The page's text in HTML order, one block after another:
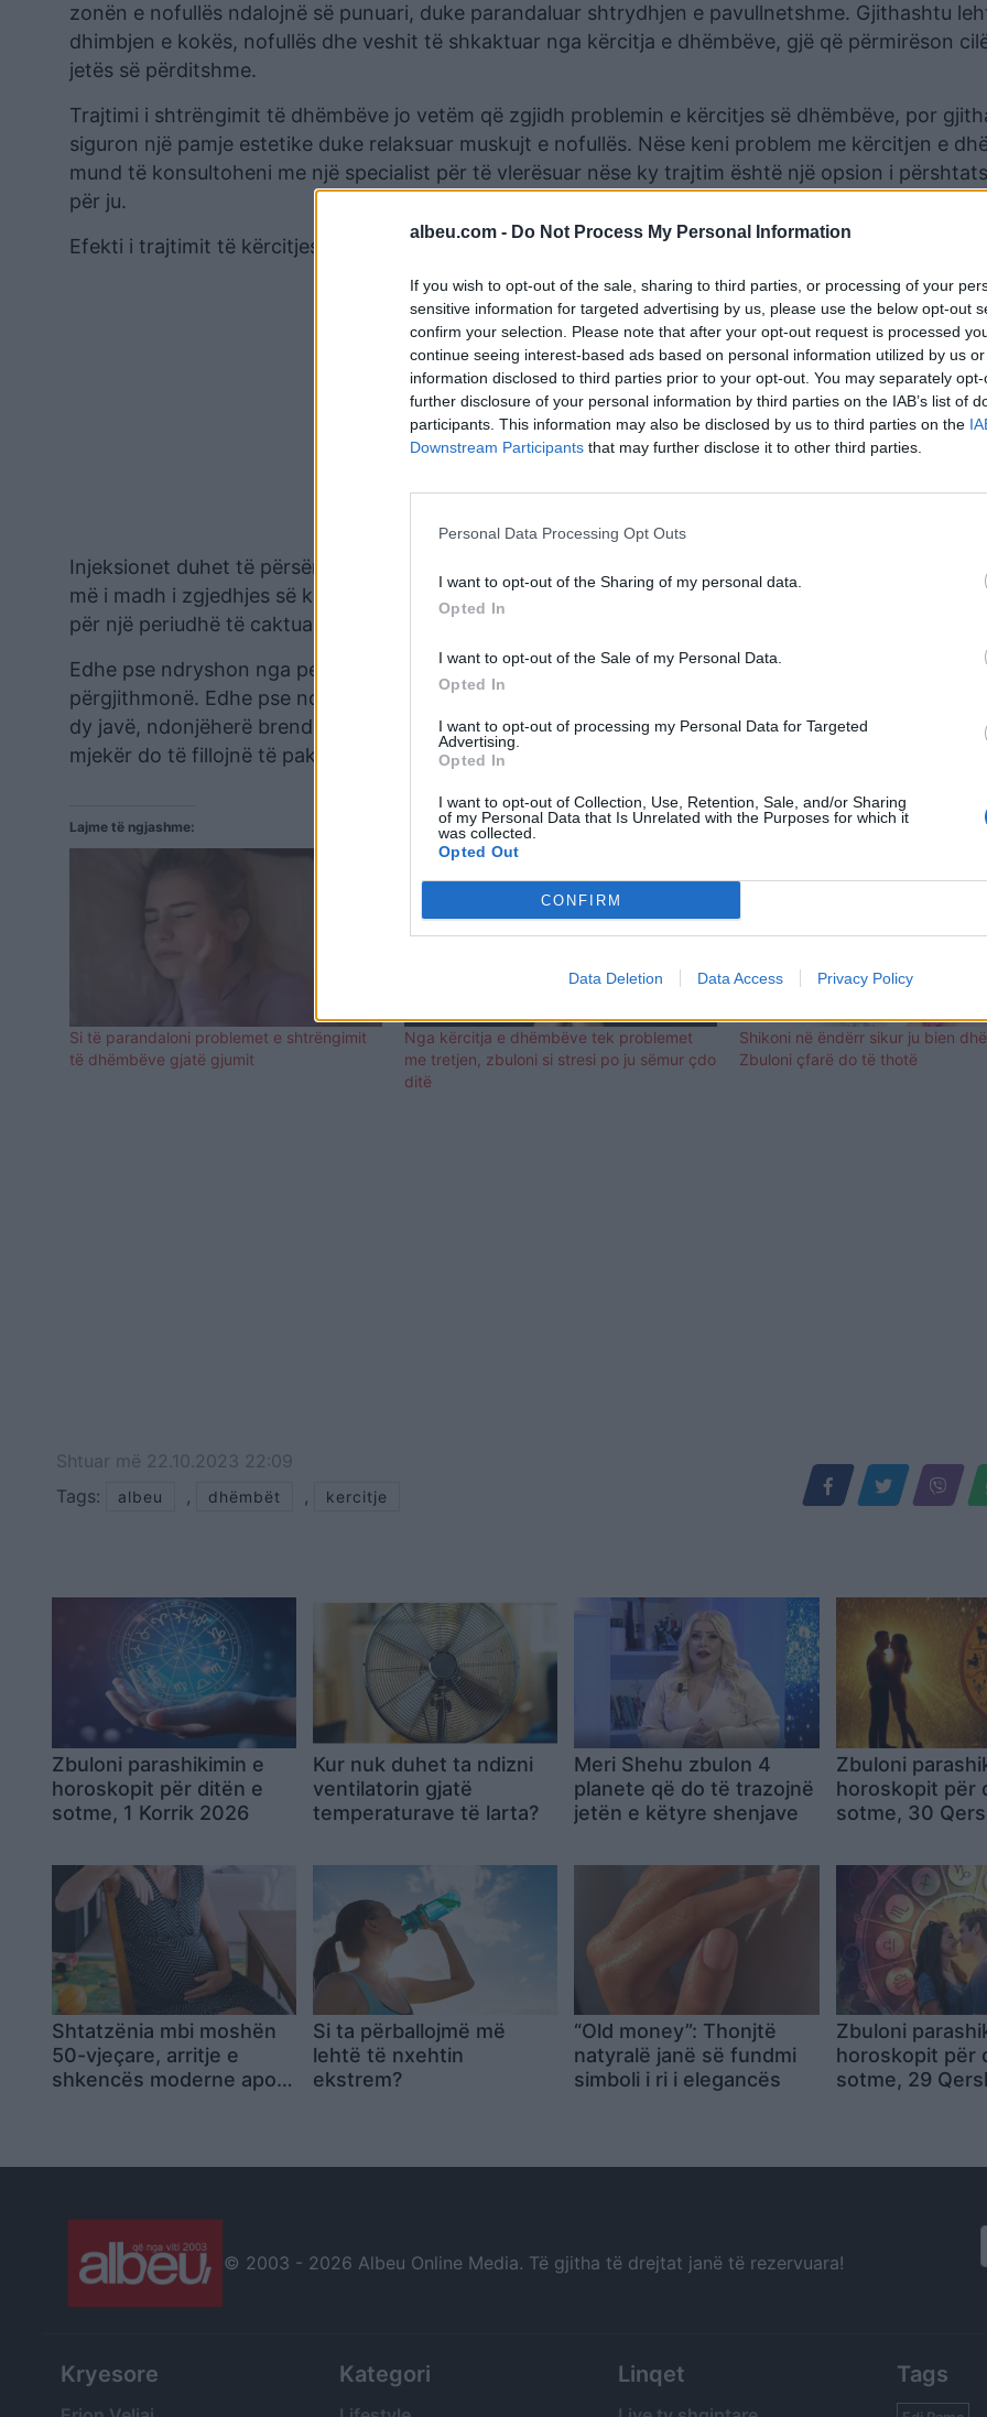
albeu.com - Do Not Process My Personal Information
If you wish to opt-out of the sale, sharing to third parties, or processing of your
sensitive information for targeted advertising by us, please use the below opt-out
confirm your selection. Please note that after your opt-out request is processed
continue seeing interest-based ads based on personal information utilized by us
information disclosed to third parties prior to your opt-out. You may separately
further disclosure of your personal information by third parties on the IAB’s list of
participants. This information may also be disclosed by us to third parties on the
Downstream Participants that may further disclose it to other third parties.
Personal Data Processing Opt Outs
I want to opt-out of the Sharing of my personal data.
Opted In
I want to opt-out of the Sale of my Personal Data.
Opted In
I want to opt-out of processing my Personal Data for Targeted
Advertising.
Opted In
I want to opt-out of Collection, Use, Retention, Sale, and/or Sharing
of my Personal Data that Is Unrelated with the Purposes for which it
was collected.
Opted Out
CONFIRM
Data Deletion Data Access Privacy Policy
zonën e nofullës ndalojnë së punuari, duke parandaluar shtrydhjen e pavullnetshme. Gjithashtu
dhimbjen e kokës, nofullës dhe veshit të shkaktuar nga kërcitja e dhëmbëve, gjë që përmirëson
jetës së përditshme.
Trajtimi i shtrëngimit të dhëmbëve jo vetëm që zgjidh problemin e kërcitjes së dhëmbëve, por
siguron një pamje estetike duke relaksuar muskujt e nofullës. Nëse keni problem me kërcitjen e
mund të konsultoheni me një specialist për të vlerësuar nëse ky trajtim është një opsion i
për ju.
Efekti i trajtimit të kërcitjes së dhëmbëve mund të zgjasë deri në 4 deri në 5 muaj.
Injeksionet duhet të përsëriten rregullisht për të eliminuar problemet e kërcitjes së dhëmbëve.
më i madh i zgjedhjes së këtij trajtimi është se truri mund ta harrojë këtë lëvizje pasi nuk do të ketë
për një periudhë të caktuar kohore.
Edhe pse ndryshon nga personi në person, mund të ndodhë edhe te pacientët që janë shëruar
përgjithmonë. Edhe pse ndryshon nga personi në person, rezultatet e procedurës mund të zgjasin
dy javë, ndonjëherë brenda një dite. Ndërsa muskujt relaksohen, dhimbja do të ulet dhe vijat e
mjekër do të fillojnë të pakësohen.
Lajme të ngjashme:
Si të parandaloni problemet e shtrëngimit
të dhëmbëve gjatë gjumit
Nga kërcitja e dhëmbëve tek problemet
me tretjen, zbuloni si stresi po ju sëmur çdo
ditë
Shikoni në ëndërr sikur ju bien
Zbuloni çfarë do të thotë
Shtuar më 22.10.2023 22:09
Tags:
albeu , dhëmbët , kercitje
Zbuloni parashikimin e
horoskopit për ditën e
sotme, 1 Korrik 2026
Kur nuk duhet ta ndizni
ventilatorin gjatë
temperaturave të larta?
Meri Shehu zbulon 4
planete që do të trazojnë
jetën e këtyre shenjave
Zbuloni
horoskopit për
sotme, 30
Shtatzënia mbi moshën
50-vjeçare, arritje e
shkencës moderne apo
Si ta përballojmë më
lehtë të nxehtin
ekstrem?
“Old money”: Thonjtë
natyralë janë së fundmi
simboli i ri i elegancës
Zbuloni
horoskopit për
sotme, 29
© 2003 - 2026 Albeu Online Media. Të gjitha të drejtat janë të rezervuara!
Kryesore Kategori Linqet Tags